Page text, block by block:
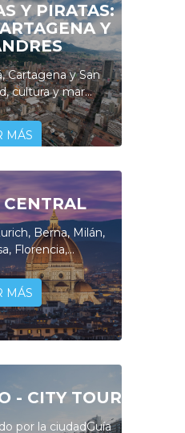
Y PIRATAS:
Y
Cartagena y San
cultura y mar...
MÁS
Berna, Milán,
Florencia,...
MÁS
- CITY TOUR
por la ciudadGuía